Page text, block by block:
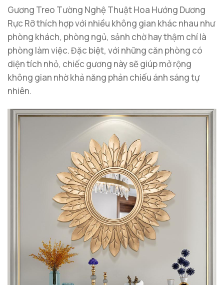
Gương Treo Tường Nghệ Thuật Hoa Hướng Dương
Rực Rỡ thích hợp với nhiều không gian khác nhau như
phòng khách, phòng ngủ, sảnh chờ hay thậm chí là
phòng làm việc. Đặc biệt, với những căn phòng có
diện tích nhỏ, chiếc gương này sẽ giúp mở rộng
không gian nhờ khả năng phản chiếu ánh sáng tự
nhiên.